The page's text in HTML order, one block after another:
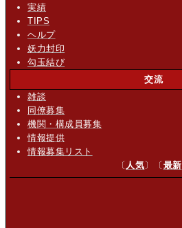
実績
TIPS
ヘルプ
妖力封印
勾玉結び
交流
雑談
同僚募集
機関・構成員募集
情報提供
情報募集リスト
〔 人気〕〔 最新